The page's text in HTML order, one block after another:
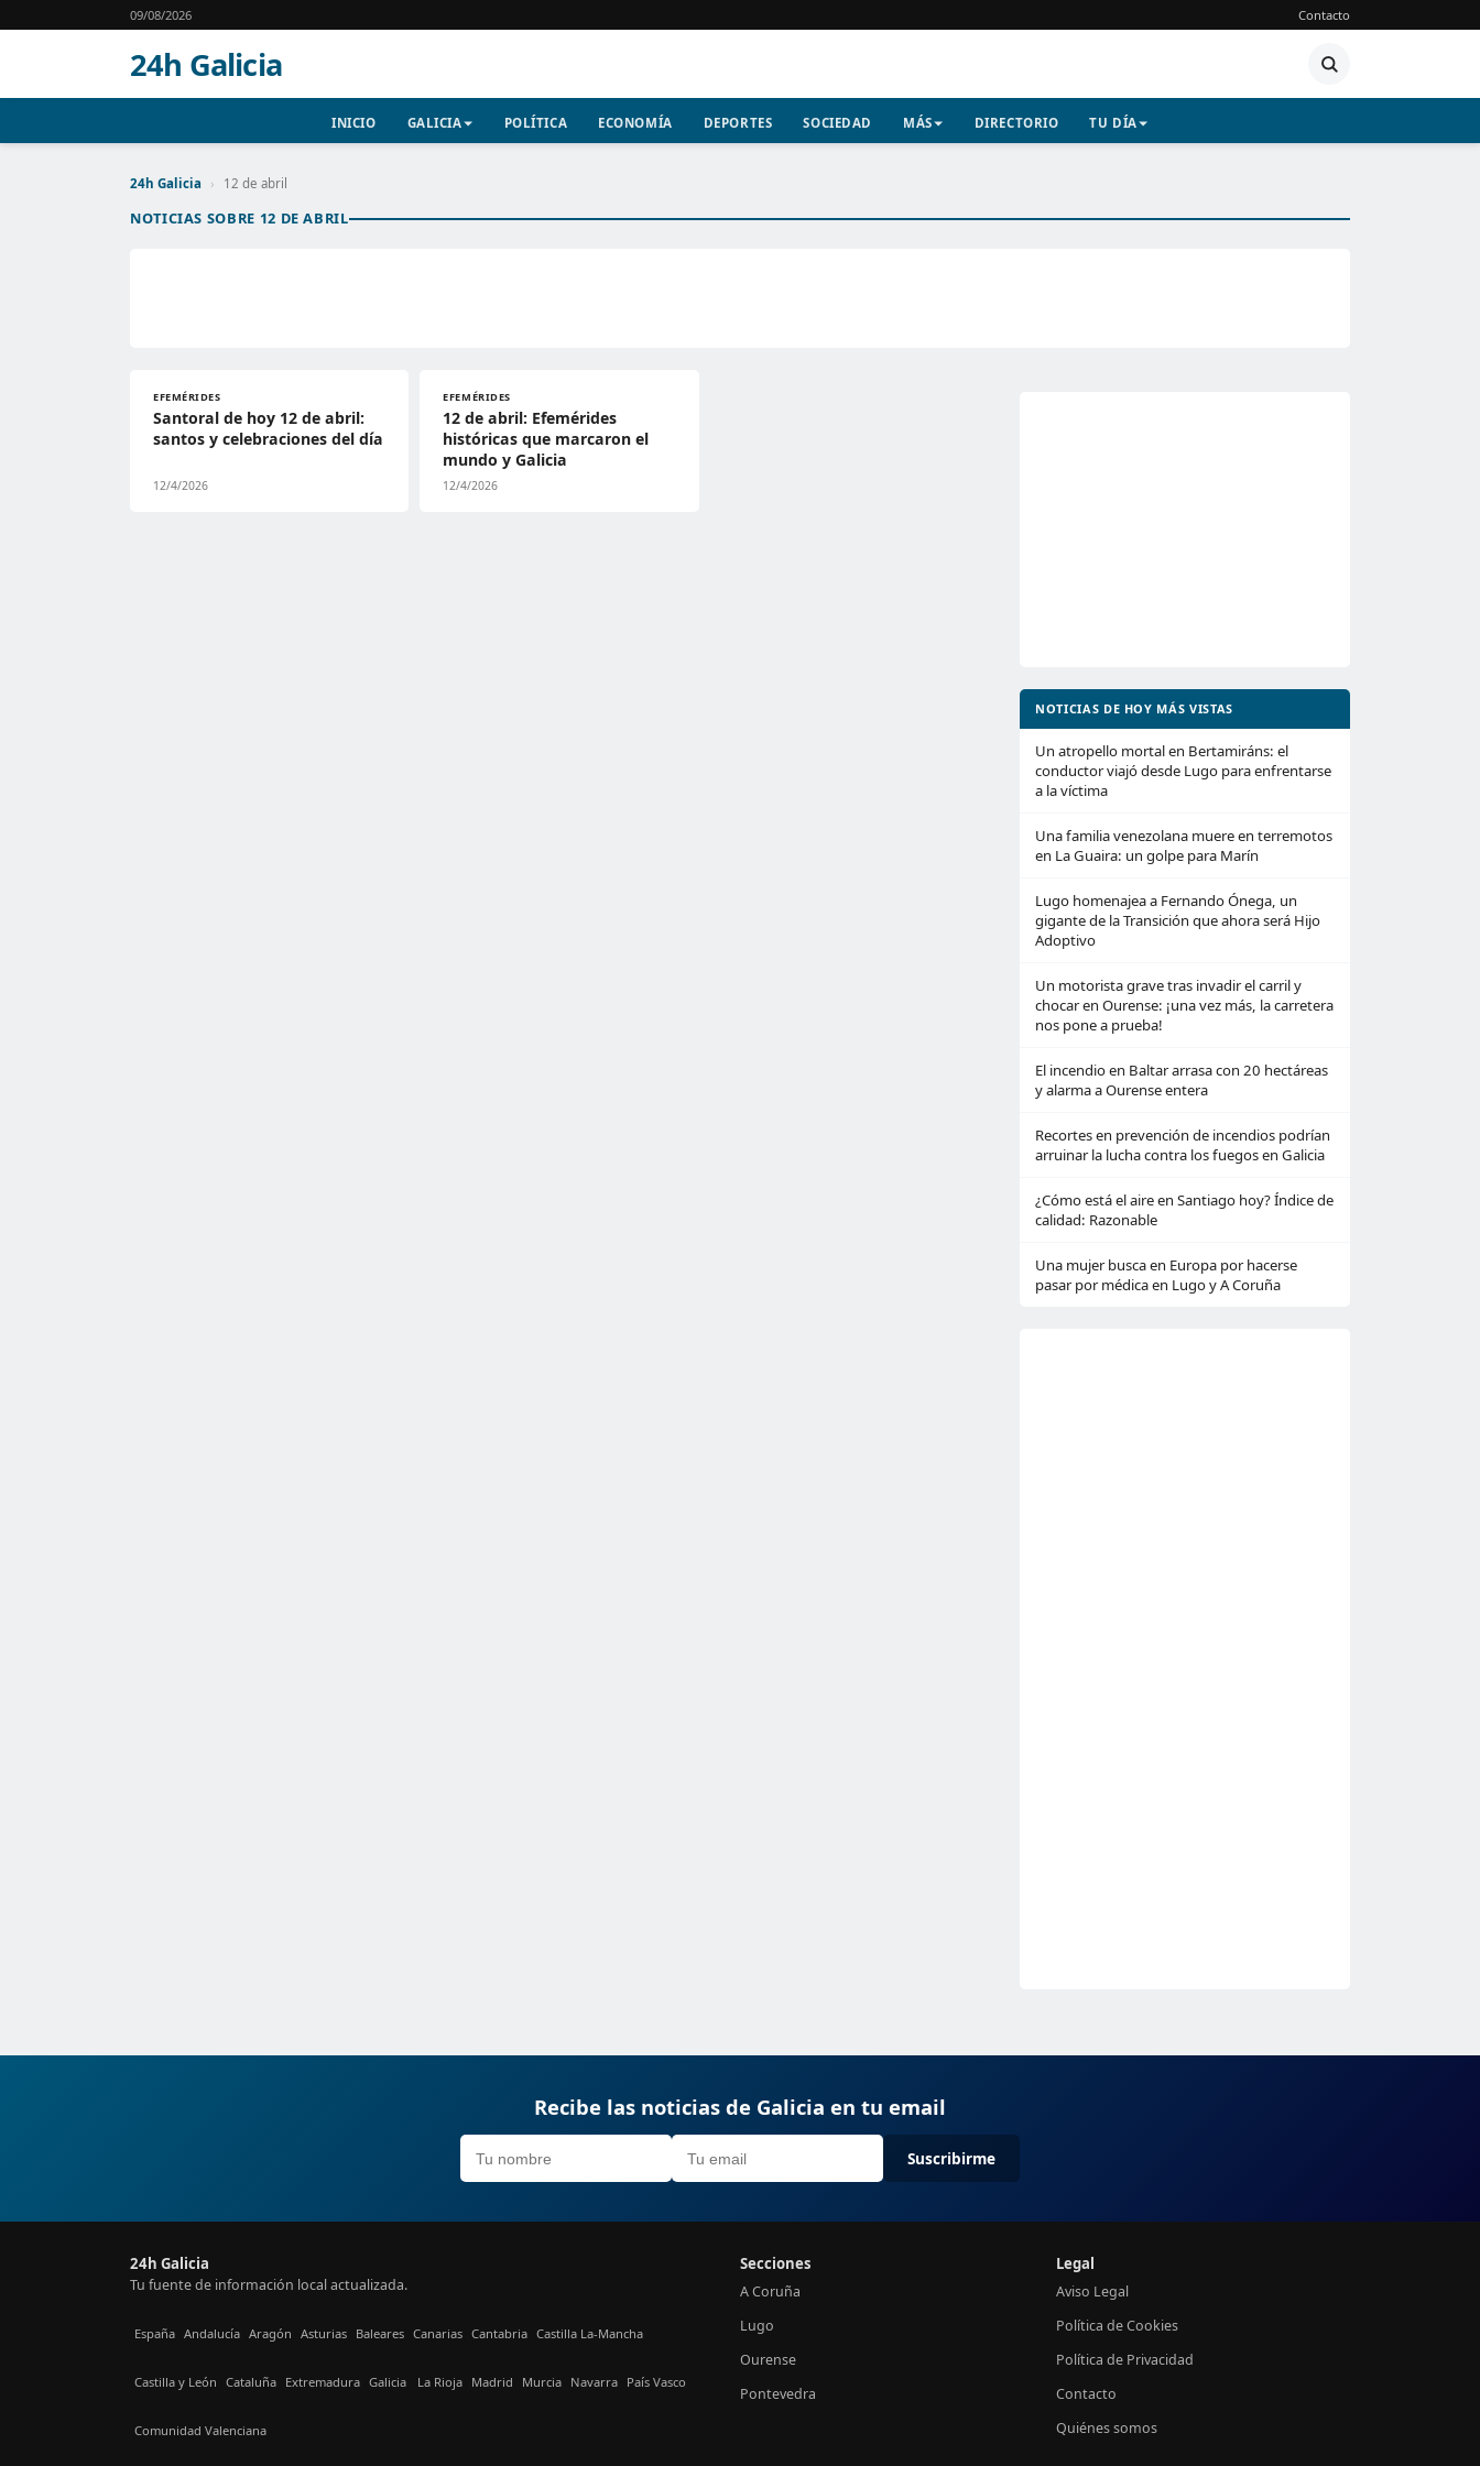
09/08/2026 Contacto
24h Galicia
INICIO GALICIA POLÍTICA ECONOMÍA DEPORTES SOCIEDAD MÁS DIRECTORIO TU DÍA
24h Galicia › 12 de abril
NOTICIAS SOBRE 12 DE ABRIL
EFEMÉRIDES
Santoral de hoy 12 de abril:
santos y celebraciones del día
12/4/2026
EFEMÉRIDES
12 de abril: Efemérides
históricas que marcaron el
mundo y Galicia
12/4/2026
NOTICIAS DE HOY MÁS VISTAS
Un atropello mortal en Bertamiráns: el
conductor viajó desde Lugo para enfrentarse
a la víctima
Una familia venezolana muere en terremotos
en La Guaira: un golpe para Marín
Lugo homenajea a Fernando Ónega, un
gigante de la Transición que ahora será Hijo
Adoptivo
Un motorista grave tras invadir el carril y
chocar en Ourense: ¡una vez más, la carretera
nos pone a prueba!
El incendio en Baltar arrasa con 20 hectáreas
y alarma a Ourense entera
Recortes en prevención de incendios podrían
arruinar la lucha contra los fuegos en Galicia
¿Cómo está el aire en Santiago hoy? Índice de
calidad: Razonable
Una mujer busca en Europa por hacerse
pasar por médica en Lugo y A Coruña
Recibe las noticias de Galicia en tu email
Suscribirme
24h Galicia
Tu fuente de información local actualizada.
España Andalucía Aragón Asturias Baleares Canarias Cantabria Castilla La-Mancha
Castilla y León Cataluña Extremadura Galicia La Rioja Madrid Murcia Navarra País Vasco
Comunidad Valenciana
Secciones
A Coruña
Lugo
Ourense
Pontevedra
Legal
Aviso Legal
Política de Cookies
Política de Privacidad
Contacto
Quiénes somos